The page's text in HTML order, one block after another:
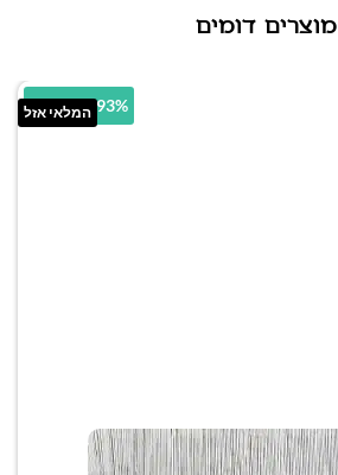
מוצרים דומים
המלאי אזל55.93% הנחה